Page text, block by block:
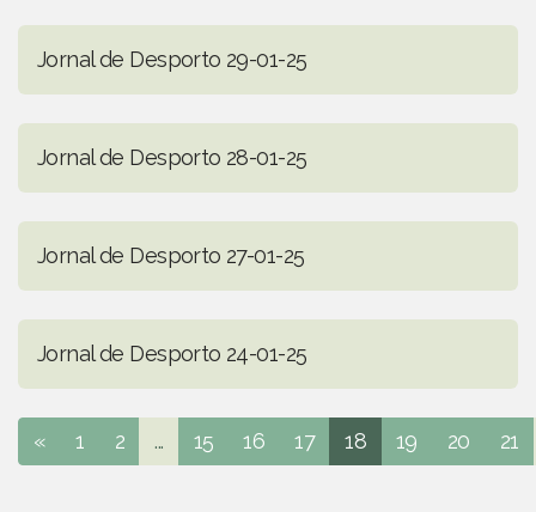
Jornal de Desporto 29-01-25
Jornal de Desporto 28-01-25
Jornal de Desporto 27-01-25
Jornal de Desporto 24-01-25
« 1 2 ... 15 16 17 18 19 20 21